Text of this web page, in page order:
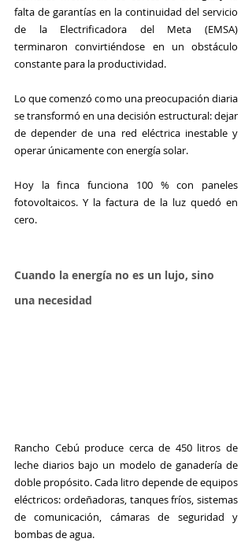
falta de garantías en la continuidad del servicio
de la Electrificadora del Meta (EMSA)
terminaron convirtiéndose en un obstáculo
constante para la productividad.
Lo que comenzó como una preocupación diaria
se transformó en una decisión estructural: dejar
de depender de una red eléctrica inestable y
operar únicamente con energía solar.
Hoy la finca funciona 100 % con paneles
fotovoltaicos. Y la factura de la luz quedó en
cero.
Cuando la energía no es un lujo, sino
una necesidad
Rancho Cebú produce cerca de 450 litros de
leche diarios bajo un modelo de ganadería de
doble propósito. Cada litro depende de equipos
eléctricos: ordeñadoras, tanques fríos, sistemas
de comunicación, cámaras de seguridad y
bombas de agua.